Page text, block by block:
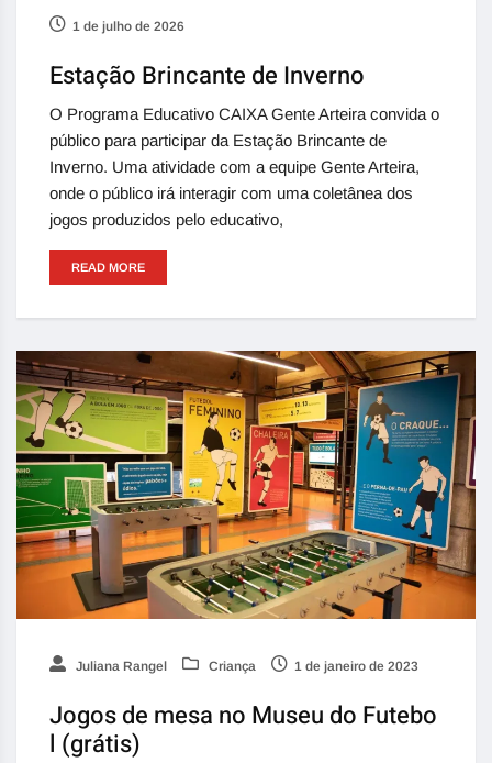
1 de julho de 2026
Estação Brincante de Inverno
O Programa Educativo CAIXA Gente Arteira convida o
público para participar da Estação Brincante de
Inverno. Uma atividade com a equipe Gente Arteira,
onde o público irá interagir com uma coletânea dos
jogos produzidos pelo educativo,
READ MORE
Juliana Rangel Criança 1 de janeiro de 2023
Jogos de mesa no Museu do Futebo
l (grátis)